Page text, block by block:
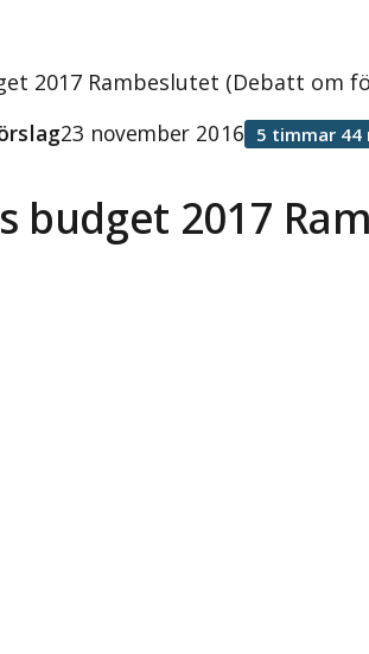
2017 Rambeslutet (Debatt om
budget 2017
23 november 2016 5 timmar 44